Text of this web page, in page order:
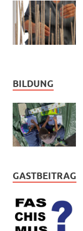
BILDUNG
GASTBEITRAG